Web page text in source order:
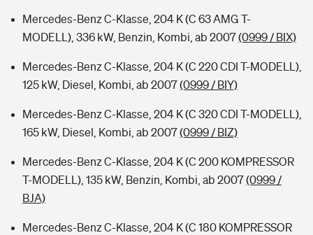
Mercedes-Benz C-Klasse, 204 K (C 63 AMG T-
MODELL), 336 kW, Benzin, Kombi, ab 2007(0999 / BIX)
Mercedes-Benz C-Klasse, 204 K (C 220 CDI T-MODELL),
125 kW, Diesel, Kombi, ab 2007(0999 / BIY)
Mercedes-Benz C-Klasse, 204 K (C 320 CDI T-MODELL),
165 kW, Diesel, Kombi, ab 2007(0999 / BIZ)
Mercedes-Benz C-Klasse, 204 K (C 200 KOMPRESSOR
T-MODELL), 135 kW, Benzin, Kombi, ab 2007(0999 /
BJA)
Mercedes-Benz C-Klasse, 204 K (C 180 KOMPRESSOR